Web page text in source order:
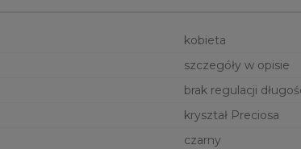
kobieta
szczegóły w opisie
brak regulacji
kryształ Preciosa
czarny